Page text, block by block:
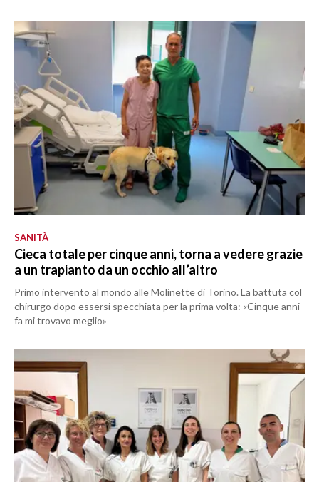
SANITÀ
Cieca totale per cinque anni, torna a vedere grazie
a un trapianto da un occhio all’altro
Primo intervento al mondo alle Molinette di Torino. La battuta col
chirurgo dopo essersi specchiata per la prima volta: «Cinque anni
fa mi trovavo meglio»